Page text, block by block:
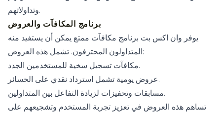
وتداولاتهم.
برنامج المكافآت والعروض
يوفر وان اكس بت برنامج مكافآت ممتع يمكن أن يستفيد منه
المتداولون المحترفون. تشمل هذه العروض:
مكافآت تسجيل سخية للمستخدمين الجدد.
عروض يومية تشمل استرداد نقدي على الخسائر.
مسابقات وتحفيزات لزيادة التفاعل بين المتداولين.
تساهم هذه العروض في تعزيز تجربة المستخدم وتشجيعهم على